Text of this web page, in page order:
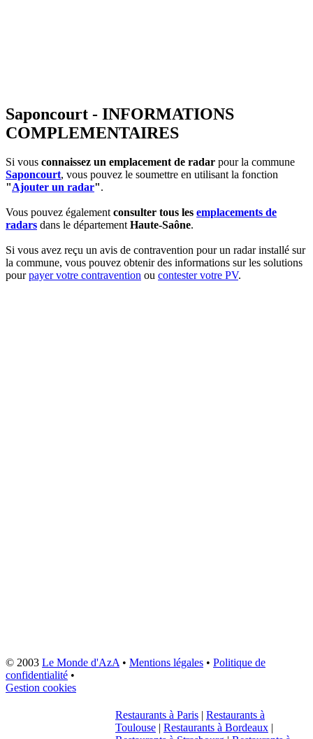
Saponcourt - INFORMATIONS
COMPLEMENTAIRES
Si vous connaissez un emplacement de radar pour la commune
Saponcourt, vous pouvez le soumettre en utilisant la fonction
"Ajouter un radar".
Vous pouvez égalementconsulter tous les emplacements de
radars dans le départementHaute-Saône.
Si vous avez reçu un avis de contravention pour un radar installé sur
la commune, vous pouvez obtenir des informations sur les solutions
pourpayer votre contravention ou contester votre PV.
© 2003 Le Monde d'AzA• Mentions légales • Politique de
confidentialité •
Gestion cookies
Restaurants à Paris | Restaurants à
Toulouse | Restaurants à Bordeaux |